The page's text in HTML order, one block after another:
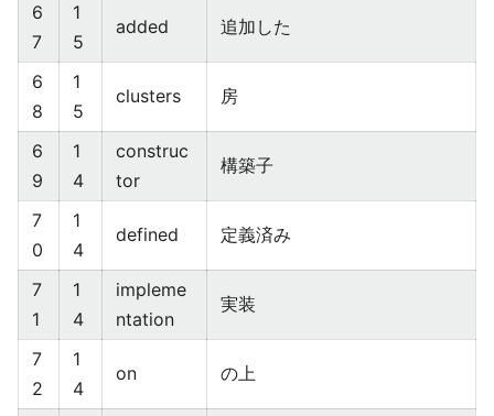
6
7
1
5
added 追加した
6
8
1
5
clusters 房
6
9
1
4
construc
tor
構築子
7
0
1
4
defined 定義済み
7
1
1
4
impleme
ntation
実装
7
2
1
4
on の上